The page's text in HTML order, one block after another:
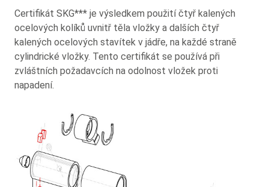
Certifikát SKG*** je výsledkem použití čtyř kalených
ocelových kolíků uvnitř těla vložky a dalších čtyř
kalených ocelových stavítek v jádře, na každé straně
cylindrické vložky. Tento certifikát se používá při
zvláštních požadavcích na odolnost vložek proti
napadení.